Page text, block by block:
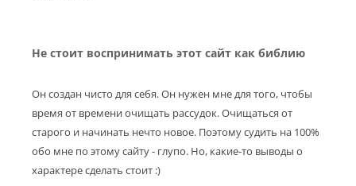
Не стоит воспринимать этот сайт как библию
Он создан чисто для себя. Он нужен мне для того, чтобы
время от времени очищать рассудок. Очищаться от
старого и начинать нечто новое. Поэтому судить на 100%
обо мне по этому сайту - глупо. Но, какие-то выводы о
характере сделать стоит :)